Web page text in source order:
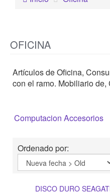
OFICINA
Artículos de Oficina,
con el ramo. Mobiliario de,
Computacion Accesorios
Ordenado por:
DISCO DURO